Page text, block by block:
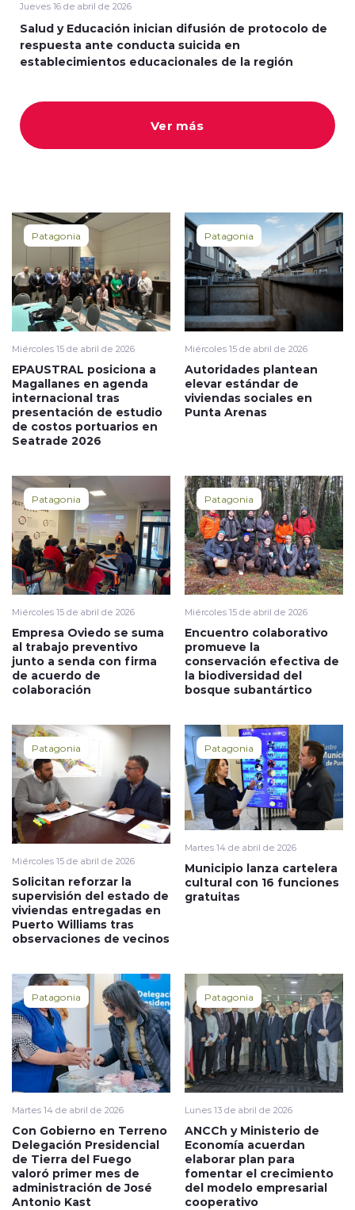
Jueves 16 de abril de 2026
Salud y Educación inician difusión de protocolo de
respuesta ante conducta suicida en
establecimientos educacionales de la región
Ver más
Patagonia
Miércoles 15 de abril de 2026
EPAUSTRAL posiciona a
Magallanes en agenda
internacional tras
presentación de estudio
de costos portuarios en
Seatrade 2026
Patagonia
Miércoles 15 de abril de 2026
Autoridades plantean
elevar estándar de
viviendas sociales en
Punta Arenas
Patagonia
Miércoles 15 de abril de 2026
Empresa Oviedo se suma
al trabajo preventivo
junto a senda con firma
de acuerdo de
colaboración
Patagonia
Miércoles 15 de abril de 2026
Encuentro colaborativo
promueve la
conservación efectiva de
la biodiversidad del
bosque subantártico
Patagonia
Miércoles 15 de abril de 2026
Solicitan reforzar la
supervisión del estado de
viviendas entregadas en
Puerto Williams tras
observaciones de vecinos
Patagonia
Martes 14 de abril de 2026
Municipio lanza cartelera
cultural con 16 funciones
gratuitas
Patagonia
Martes 14 de abril de 2026
Con Gobierno en Terreno
Delegación Presidencial
de Tierra del Fuego
valoró primer mes de
administración de José
Antonio Kast
Patagonia
Lunes 13 de abril de 2026
ANCCh y Ministerio de
Economía acuerdan
elaborar plan para
fomentar el crecimiento
del modelo empresarial
cooperativo